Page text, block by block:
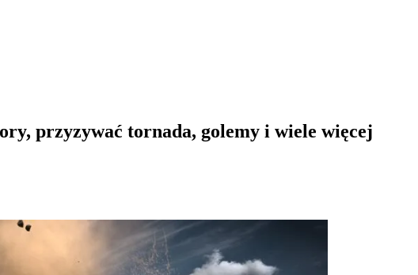
przyzywać tornada, golemy i wiele więcej